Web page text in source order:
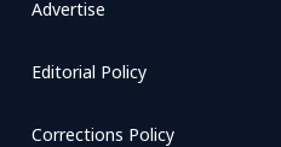
Advertise
Editorial Policy
Corrections Policy